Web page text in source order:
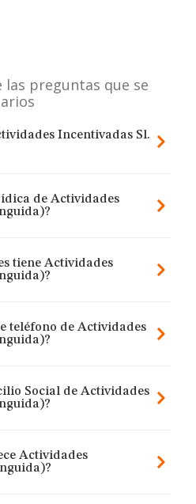
las preguntas que se
Incentivadas Sl.
de Actividades
tiene Actividades
teléfono de Actividades
Social de Actividades
Actividades